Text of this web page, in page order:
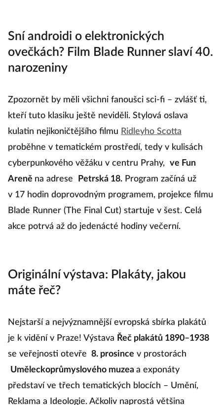
Sní androidi o elektronických
ovečkách? Film Blade Runner slaví 40.
narozeniny
Zpozornět by měli všichni fanoušci sci-fi – zvlášť ti,
kteří tuto klasiku ještě neviděli. Stylová oslava
kulatin nejikoničtějšího filmu Ridleyho Scotta
proběhne v tematickém prostředí, tedy v kulisách
cyberpunkového věžáku v centru Prahy, ve Fun
Areně na adrese Petrská 18.Program začíná už
v 17 hodin doprovodným programem, projekce filmu
Blade Runner (The Final Cut) startuje v šest. Celá
akce potrvá až do jedenácté hodiny večerní.
Originální výstava: Plakáty, jakou
máte řeč?
Nejstarší a nejvýznamnější evropská sbírka plakátů
je k vidění v Praze! Výstava Řeč plakátů 1890–1938
se veřejnosti otevře 8. prosince v prostorách
Uměleckoprůmyslového muzea a exponáty
představí ve třech tematických blocích – Umění,
Reklama a Ideologie. Ačkoliv naprostá většina